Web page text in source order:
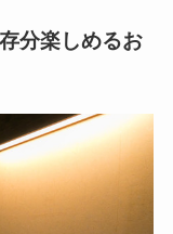
分楽しめるお